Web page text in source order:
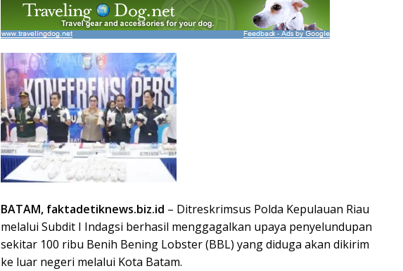
BATAM, faktadetiknews.biz.id – Ditreskrimsus Polda Kepulauan Riau
melalui Subdit I Indagsi berhasil menggagalkan upaya penyelundupan
sekitar 100 ribu Benih Bening Lobster (BBL) yang diduga akan dikirim
ke luar negeri melalui Kota Batam.